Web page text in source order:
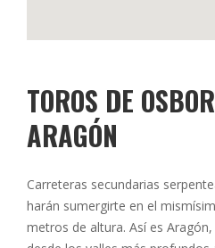
TOROS DE
ARAGÓN
Carreteras secundarias
harán sumergirte en el
metros de altura. Así es